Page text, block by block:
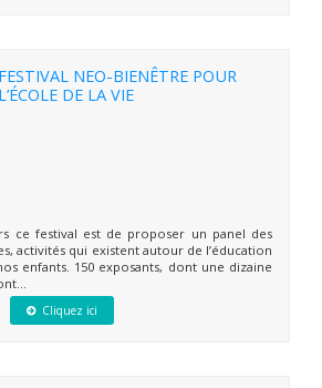
FESTIVAL NEO-BIENÊTRE POUR
L’ÉCOLE DE LA VIE
ce festival est de proposer un panel des
activités qui existent autour de l’éducation
enfants. 150 exposants, dont une dizaine
Cliquez ici